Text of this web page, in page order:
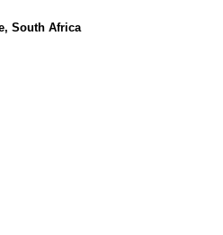
South Africa